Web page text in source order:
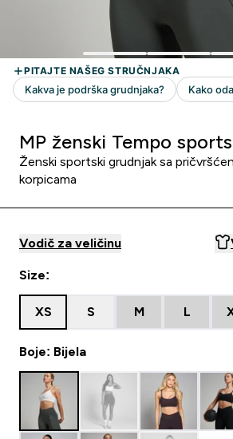
MP ženski Tempo
Ženski sportski grudnjak sa
korpicama
Vodič za veličinu
Size:
XS S M L
Boje: Bijela